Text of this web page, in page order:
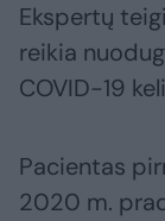
Ekspertų
reikia
COVID-19
Pacientas
2020 m.